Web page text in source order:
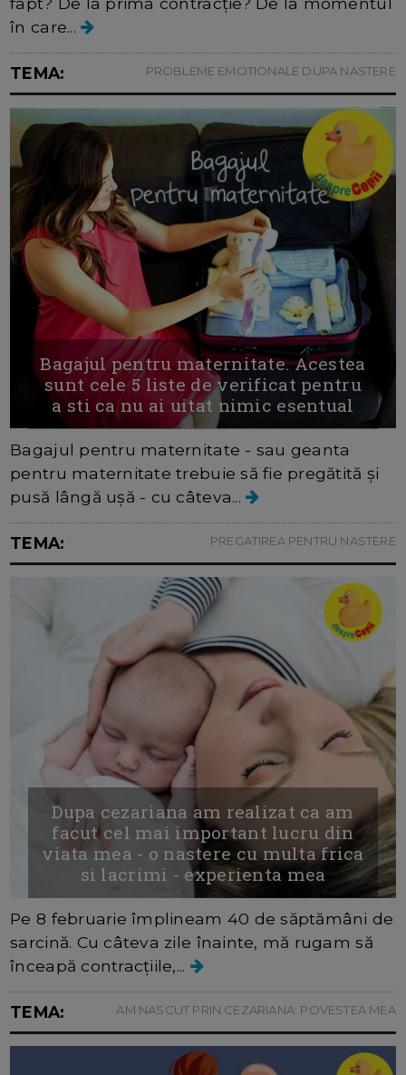
în care...
TEMA: PROBLEME EMOTIONALE DUPA NASTERE
Bagajul pentru maternitate. Acestea
sunt cele 5 liste de verificat pentru
a sti ca nu ai uitat nimic esentual
Bagajul pentru maternitate - sau geanta
pentru maternitate trebuie să fie pregătită și
pusă lângă ușă - cu câteva...
TEMA: PREGATIREA PENTRU NASTERE
Dupa cezariana am realizat ca am
facut cel mai important lucru din
viata mea - o nastere cu multa frica
si lacrimi - experienta mea
Pe 8 februarie împlineam 40 de săptămâni de
sarcină. Cu câteva zile înainte, mă rugam să
înceapă contracțiile,...
TEMA: AM NASCUT PRIN CEZARIANA: POVESTEA MEA